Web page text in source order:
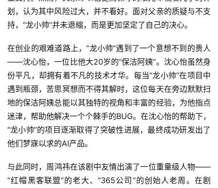
划，认为其中风险过大，并不看好。面对父亲的质疑与不支
持，“龙小帅”并未退缩，而是更加坚定了自己的决心。
在创业的艰难道路上，“龙小帅”遇到了一个意想不到的贵人
——沈心怡，一位比他大20岁的“保洁阿姨”。沈心怡虽然身
份平凡，却拥有着不凡的技术才华。每当“龙小帅”在项目中
遇到瓶颈，苦思冥想而不得其解时，这位每天在旁边默默扫
地的保洁阿姨总能以其独特的视角和丰富的经验，为他指点
迷津，帮助他解决一个个棘手的BUG。在沈心怡的帮助下，
“龙小帅”的项目逐渐取得了突破性进展，最终成功研发出了
他们梦寐以求的AI产品。
与此同时，周鸿祎在该剧中友情出演了一位重量级人物——
“红帽黑客联盟”的老大、“365公司”的创始人老周。在剧